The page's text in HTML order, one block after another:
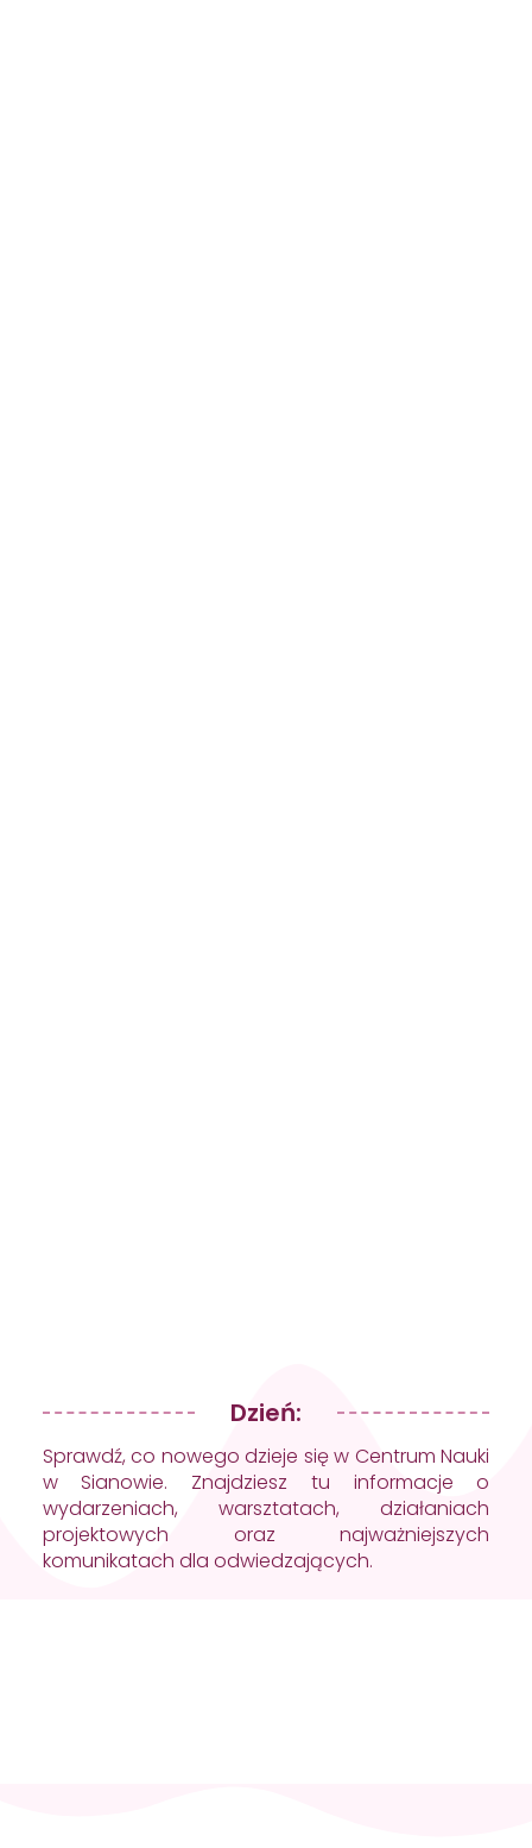
Dzień:
Sprawdź, co nowego dzieje się w Centrum Nauki
w Sianowie. Znajdziesz tu informacje o
wydarzeniach, warsztatach, działaniach
projektowych oraz najważniejszych
komunikatach dla odwiedzających.